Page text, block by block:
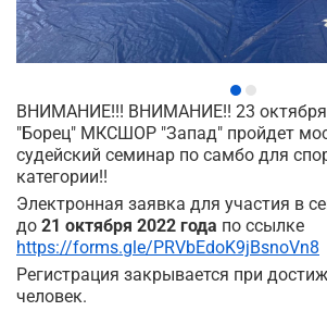
ВНИМАНИЕ!!! ВНИМАНИЕ!! 23 октября
"Борец" МКСШОР "Запад" пройдет
судейский семинар по самбо для
категории!!
Электронная заявка для участия в
до 21 октября 2022 года по ссылке
https://forms.gle/PRVbEdoK9jBsnoVn8
Регистрация закрывается при
человек.